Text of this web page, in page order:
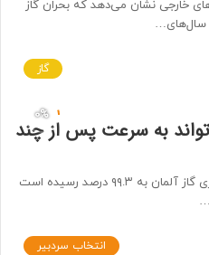
خارجی نشان می‌دهد که بحران گاز
سال‌های…
گاز
به سرعت پس از چند
هر چند از ۲ نوامبر، سطح ذخیره‌سازی گاز آلمان به ۹۹.۳ درصد رسیده است
انتخاب سردبیر